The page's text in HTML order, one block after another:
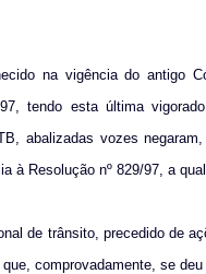
na vigência do antigo
tendo esta última
abalizadas vozes
à Resolução nº 829/97, a
de trânsito, precedido de
comprovadamente, se